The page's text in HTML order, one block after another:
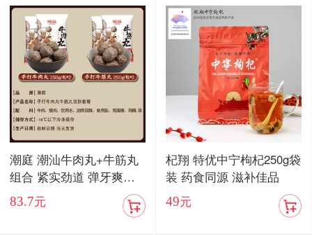
潮庭 潮汕牛肉丸+牛筋丸
组合 紧实劲道 弹牙爽口
顺丰包邮
83.7元
杞翔 特优中宁枸杞250g袋
装 药食同源 滋补佳品
49元